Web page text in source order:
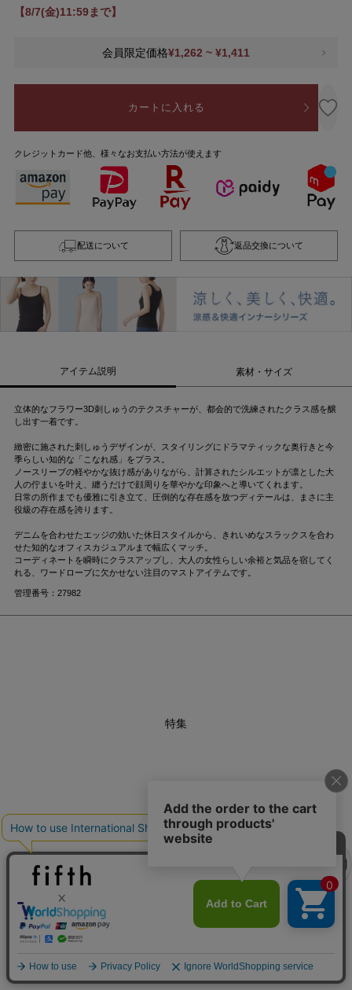
【8/7(金)11:59まで】
会員限定価格¥1,262 ~ ¥1,411
カートに入れる
クレジットカード他、様々なお支払い方法が使えます
配送について 返品交換について
アイテム説明 素材・サイズ
立体的なフラワー3D刺しゅうのテクスチャーが、都会的で洗練されたクラス感を醸
し出す一着です。
緻密に施された刺しゅうデザインが、スタイリングにドラマティックな奥行きと今
季らしい知的な「こなれ感」をプラス。
ノースリーブの軽やかな抜け感がありながら、計算されたシルエットが凛とした大
人の佇まいを叶え、纏うだけで顔周りを華やかな印象へと導いてくれます。
日常の所作までも優雅に引き立て、圧倒的な存在感を放つディテールは、まさに主
役級の存在感を誇ります。
デニムを合わせたエッジの効いた休日スタイルから、きれいめなスラックスを合わ
せた知的なオフィスカジュアルまで幅広くマッチ。
コーディネートを瞬時にクラスアップし、大人の女性らしい余裕と気品を宿してく
れる、ワードローブに欠かせない注目のマストアイテムです。
管理番号：27982
特集